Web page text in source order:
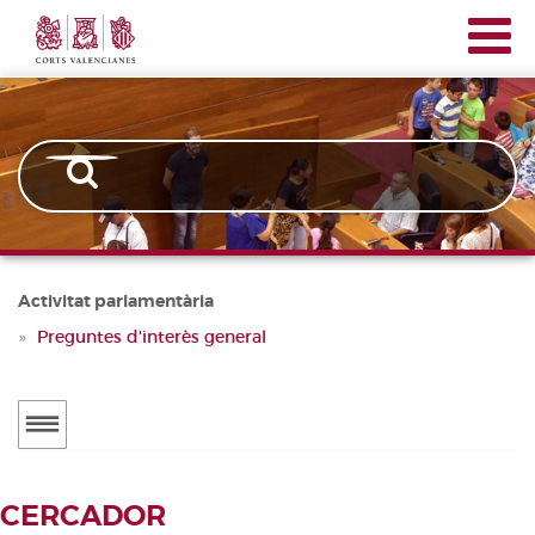
contingut
Corts
Valencianes
Activitat parlamentària
Preguntes d'interès general
Menú
Notícies
CERCADOR DE TRAMITACIONS
CERCADOR